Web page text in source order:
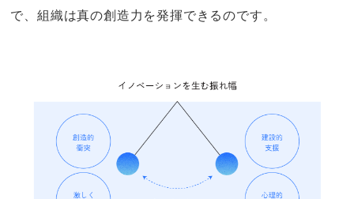
で、組織は真の創造力を発揮できるのです。